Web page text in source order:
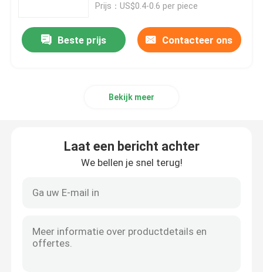
Prijs：US$0.4-0.6 per piece
Beste prijs Contacteer ons
Bekijk meer
Laat een bericht achter
We bellen je snel terug!